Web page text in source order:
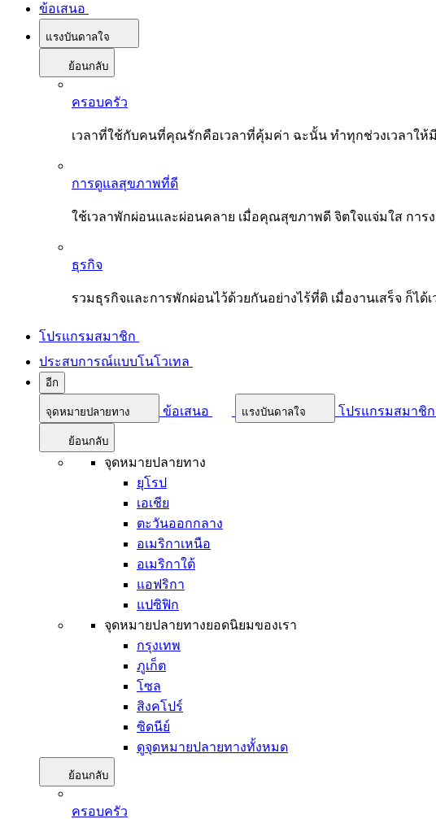
ข้อเสนอ
แรงบันดาลใจ
ย้อนกลับ
ครอบครัว
เวลาที่ใช้กับคนที่คุณรักคือเวลาที่คุ้มค่า ฉะนั้น ทำทุกช่วงเวลาใ
การดูแลสุขภาพที่ดี
ใช้เวลาพักผ่อนและผ่อนคลาย เมื่อคุณสุขภาพดี จิตใจแจ่มใส กา
ธุรกิจ
รวมธุรกิจและการพักผ่อนไว้ด้วยกันอย่างไร้ที่ติ เมื่องานเสร็จ ก็ไ
โปรแกรมสมาชิก
ประสบการณ์แบบโนโวเทล
อีก
จุดหมายปลายทาง ข้อเสนอ แรงบันดาลใจ โปรแกรมสมาชิก
ย้อนกลับ
จุดหมายปลายทาง
ยุโรป
เอเชีย
ตะวันออกกลาง
อเมริกาเหนือ
อเมริกาใต้
แอฟริกา
แปซิฟิก
จุดหมายปลายทางยอดนิยมของเรา
กรุงเทพ
ภูเก็ต
โซล
สิงคโปร์
ซิดนีย์
ดูจุดหมายปลายทางทั้งหมด
ย้อนกลับ
ครอบครัว